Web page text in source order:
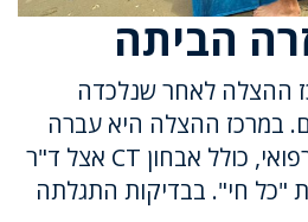
הביתה
ההצלה לאחר שנלכדה
במרכז ההצלה היא עברה
אבחון, טיפול ומעקב רפואי, כולל אבחון CT אצל ד"ר
"כל חי". בבדיקות התגלתה